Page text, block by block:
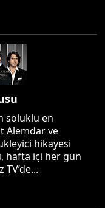
soluklu en
Alemdar ve
hikayesi
hafta içi her gün
TV’de...